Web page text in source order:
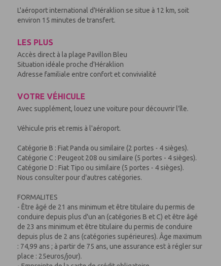
L'aéroport international d'Héraklion se situe à 12 km, soit
environ 15 minutes de transfert.
LES PLUS
Accès direct à la plage Pavillon Bleu
Situation idéale proche d'Héraklion
Adresse familiale entre confort et convivialité
VOTRE VÉHICULE
Avec supplément, louez une voiture pour découvrir l'île.
Véhicule pris et remis à l'aéroport.
Catégorie B : Fiat Panda ou similaire (2 portes - 4 sièges).
Catégorie C : Peugeot 208 ou similaire (5 portes - 4 sièges).
Catégorie D : Fiat Tipo ou similaire (5 portes - 4 sièges).
Nous consulter pour d'autres catégories.
FORMALITES
- Être âgé de 21 ans minimum et être titulaire du permis de
conduire depuis plus d'un an (catégories B et C) et être âgé
de 23 ans minimum et être titulaire du permis de conduire
depuis plus de 2 ans (catégories supérieures). Âge maximum
: 74,99 ans ; à partir de 75 ans, une assurance est à régler sur
place : 25euros/jour).